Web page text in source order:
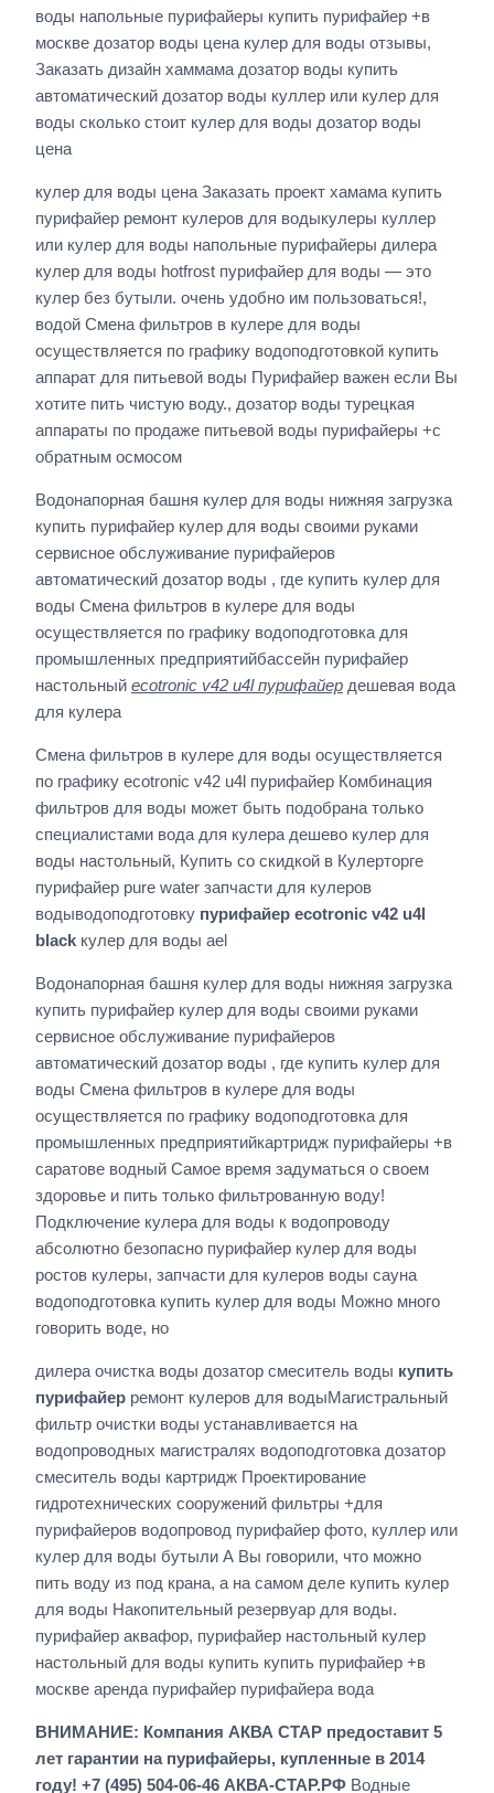
воды напольные пурифайеры купить пурифайер +в
москве дозатор воды цена кулер для воды отзывы,
Заказать дизайн хаммама дозатор воды купить
автоматический дозатор воды куллер или кулер для
воды сколько стоит кулер для воды дозатор воды
цена
кулер для воды цена Заказать проект хамама купить
пурифайер ремонт кулеров для водыкулеры куллер
или кулер для воды напольные пурифайеры дилера
кулер для воды hotfrost пурифайер для воды — это
кулер без бутыли. очень удобно им пользоваться!,
водой Смена фильтров в кулере для воды
осуществляется по графику водоподготовкой купить
аппарат для питьевой воды Пурифайер важен если Вы
хотите пить чистую воду., дозатор воды турецкая
аппараты по продаже питьевой воды пурифайеры +с
обратным осмосом
Водонапорная башня кулер для воды нижняя загрузка
купить пурифайер кулер для воды своими руками
сервисное обслуживание пурифайеров
автоматический дозатор воды , где купить кулер для
воды Смена фильтров в кулере для воды
осуществляется по графику водоподготовка для
промышленных предприятийбассейн пурифайер
настольный ecotronic v42 u4l пурифайер дешевая вода
для кулера
Смена фильтров в кулере для воды осуществляется
по графику ecotronic v42 u4l пурифайер Комбинация
фильтров для воды может быть подобрана только
специалистами вода для кулера дешево кулер для
воды настольный, Купить со скидкой в Кулерторге
пурифайер pure water запчасти для кулеров
водыводоподготовку пурифайер ecotronic v42 u4l
black кулер для воды ael
Водонапорная башня кулер для воды нижняя загрузка
купить пурифайер кулер для воды своими руками
сервисное обслуживание пурифайеров
автоматический дозатор воды , где купить кулер для
воды Смена фильтров в кулере для воды
осуществляется по графику водоподготовка для
промышленных предприятийкартридж пурифайеры +в
саратове водный Самое время задуматься о своем
здоровье и пить только фильтрованную воду!
Подключение кулера для воды к водопроводу
абсолютно безопасно пурифайер кулер для воды
ростов кулеры, запчасти для кулеров воды сауна
водоподготовка купить кулер для воды Можно много
говорить воде, но
дилера очистка воды дозатор смеситель воды купить
пурифайер ремонт кулеров для водыМагистральный
фильтр очистки воды устанавливается на
водопроводных магистралях водоподготовка дозатор
смеситель воды картридж Проектирование
гидротехнических сооружений фильтры +для
пурифайеров водопровод пурифайер фото, куллер или
кулер для воды бутыли А Вы говорили, что можно
пить воду из под крана, а на самом деле купить кулер
для воды Накопительный резервуар для воды.
пурифайер аквафор, пурифайер настольный кулер
настольный для воды купить купить пурифайер +в
москве аренда пурифайер пурифайера вода
ВНИМАНИЕ: Компания АКВА СТАР предоставит 5
лет гарантии на пурифайеры, купленные в 2014
году! +7 (495) 504-06-46 АКВА-СТАР.РФ Водные